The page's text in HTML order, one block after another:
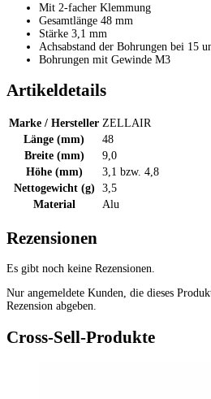
Mit 2-facher Klemmung
Gesamtlänge 48 mm
Stärke 3,1 mm
Achsabstand der Bohrungen bei 15
Bohrungen mit Gewinde M3
Artikeldetails
Marke / Hersteller ZELLAIR
Länge (mm)
48
Breite (mm)
9,0
Höhe (mm)
3,1 bzw. 4,8
Nettogewicht (g)
3,5
Material
Alu
Rezensionen
Es gibt noch keine Rezensionen.
Nur angemeldete Kunden, die dieses
Rezension abgeben.
Cross-Sell-Produkte